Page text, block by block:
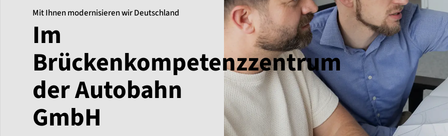
Mit Ihnen modernisieren wir Deutschland
Im
Brückenkompetenzzentrum
der Autobahn
GmbH